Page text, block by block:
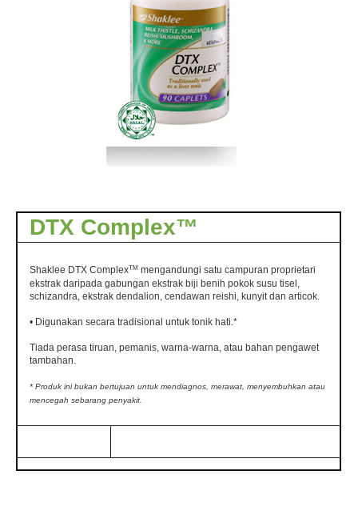
DTX Complex™
Shaklee DTX ComplexTM mengandungi satu campuran proprietari
ekstrak daripada gabungan ekstrak biji benih pokok susu tisel,
schizandra, ekstrak dendalion, cendawan reishi, kunyit dan articok.
• Digunakan secara tradisional untuk tonik hati.*
Tiada perasa tiruan, pemanis, warna-warna, atau bahan pengawet
tambahan.
* Produk ini bukan bertujuan untuk mendiagnos, merawat, menyembuhkan atau
mencegah sebarang penyakit.